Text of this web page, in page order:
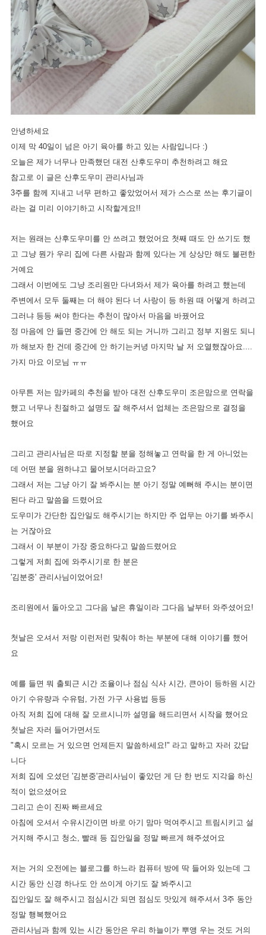
안녕하세요
이제 막 40일이 넘은 아기 육아를 하고 있는 사람입니다 :)
오늘은 제가 너무나 만족했던 대전 산후도우미 추천하려고 해요
참고로 이 글은 산후도우미 관리사님과
3주를 함께 지내고 너무 편하고 좋았었어서 제가 스스로 쓰는 후기글이
라는 걸 미리 이야기하고 시작할게요!!
저는 원래는 산후도우미를 안 쓰려고 했었어요 첫째 때도 안 쓰기도 했
고 그냥 뭔가 우리 집에 다른 사람과 함께 있다는 게 상상만 해도 불편한
거예요
그래서 이번에도 그냥 조리원만 다녀와서 제가 육아를 하려고 했는데
주변에서 모두 둘째는 더 해야 된다 너 사랑이 등 하원 때 어떻게 하려고
그러냐 등등 써야 한다는 추천이 많아서 마음을 바꿨어요
정 마음에 안 들면 중간에 안 해도 되는 거니까 그리고 정부 지원도 되니
까 해보자 한 건데 중간에 안 하기는커녕 마지막 날 저 오열했잖아요....
가지 마요 이모님 ㅠㅠ
아무튼 저는 맘카페의 추천을 받아 대전 산후도우미 조은맘으로 연락을
했고 너무나 친절하고 설명도 잘 해주셔서 업체는 조은맘으로 결정을
했어요
그리고 관리사님은 따로 지정할 분을 정해놓고 연락을 한 게 아니었는
데 어떤 분을 원하냐고 물어보시더라고요?
그래서 저는 그냥 아기 잘 봐주시는 분 아기 정말 예뻐해 주시는 분이면
된다 라고 말씀을 드렸어요
도우미가 간단한 집안일도 해주시기는 하지만 주 업무는 아기를 봐주시
는 거잖아요
그래서 이 부분이 가장 중요하다고 말씀드렸어요
그렇게 저희 집에 와주시기로 한 분은
'김분중' 관리사님이었어요!
조리원에서 돌아오고 그다음 날은 휴일이라 그다음 날부터 와주셨어요!
첫날은 오셔서 저랑 이런저런 맞춰야 하는 부분에 대해 이야기를 했어
요
예를 들면 뭐 출퇴근 시간 조율이나 점심 식사 시간, 큰아이 등하원 시간
아기 수유량과 수유텀, 가전 가구 사용법 등등
아직 저희 집에 대해 잘 모르시니까 설명을 해드리면서 시작을 했어요
첫날은 자러 들어가면서도
"혹시 모르는 거 있으면 언제든지 말씀하세요!" 라고 말하고 자러 갔답
니다
저희 집에 오셨던 '김분중'관리사님이 좋았던 게 단 한 번도 지각을 하신
적이 없으셨어요
그리고 손이 진짜 빠르세요
아침에 오셔서 수유시간이면 바로 아기 맘마 먹여주시고 트림시키고 설
거지해 주시고 청소, 빨래 등 집안일을 정말 빠르게 해주셨어요
저는 거의 오전에는 블로그를 하느라 컴퓨터 방에 딱 들어와 있는데 그
시간 동안 신경 하나도 안 쓰이게 아기도 잘 봐주시고
집안일도 잘 해주시고 점심시간 되면 점심도 맛있게 해주셔서 3주 동안
정말 행복했어요
관리사님과 함께 있는 시간 동안은 우리 하늘이가 뿌앵 우는 것도 거의